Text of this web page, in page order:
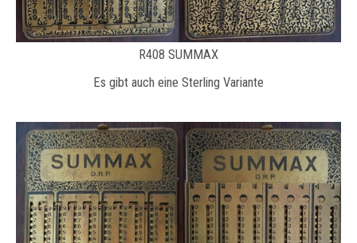
R408 SUMMAX
Es gibt auch eine Sterling Variante